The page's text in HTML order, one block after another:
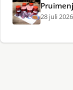
28 juli 2026